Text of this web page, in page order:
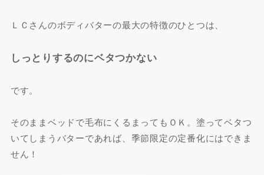
ＬＣさんのボディバターの最大の特徴のひとつは、
しっとりするのにベタつかない
です。
そのままベッドで毛布にくるまってもＯＫ。塗ってベタつ
いてしまうバターであれば、季節限定の定番化にはできま
せん！